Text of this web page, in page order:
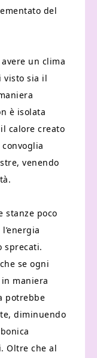
del
un clima
visto sia il
è isolata
calore creato
venendo
stanze poco
sprecati.
se ogni
maniera
potrebbe
diminuendo
Oltre che al